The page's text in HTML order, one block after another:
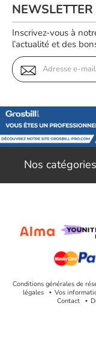
NEWSLETTER
Inscrivez-vous à
l’actualité et des
Nos catégories
Conditions générales de
légales
Vos
Contact